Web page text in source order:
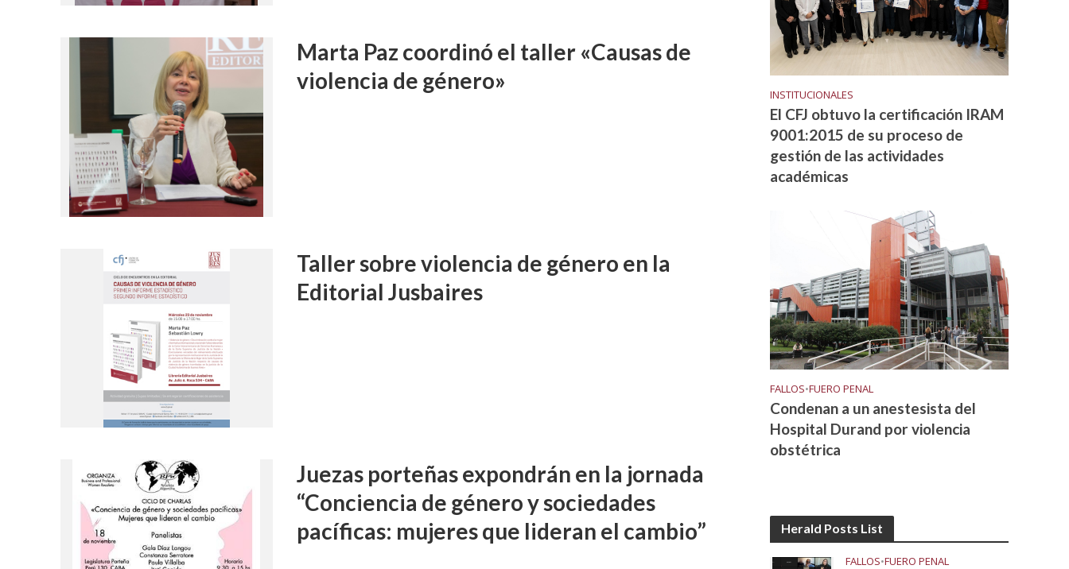
Marta Paz coordinó el taller «Causas de
violencia de género»
Taller sobre violencia de género en la
Editorial Jusbaires
Juezas porteñas expondrán en la jornada
“Conciencia de género y sociedades
pacíficas: mujeres que lideran el cambio”
INSTITUCIONALES
El CFJ obtuvo la certificación IRAM
9001:2015 de su proceso de
gestión de las actividades
académicas
FALLOS•FUERO PENAL
Condenan a un anestesista del
Hospital Durand por violencia
obstétrica
Herald Posts List
FALLOS•FUERO PENAL